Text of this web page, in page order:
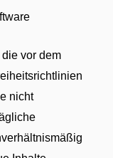
vor dem
nicht